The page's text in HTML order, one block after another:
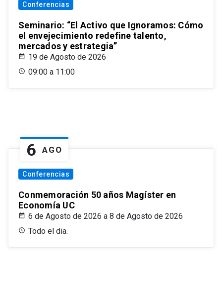
Conferencias
Seminario: “El Activo que Ignoramos: Cómo
el envejecimiento redefine talento,
mercados y estrategia”
19 de Agosto de 2026
09:00 a 11:00
6 AGO
Conferencias
Conmemoración 50 años Magíster en
Economía UC
6 de Agosto de 2026 a 8 de Agosto de 2026
Todo el dia.